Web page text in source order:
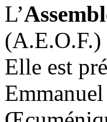
L’
(A.E.O.F.)
Elle est